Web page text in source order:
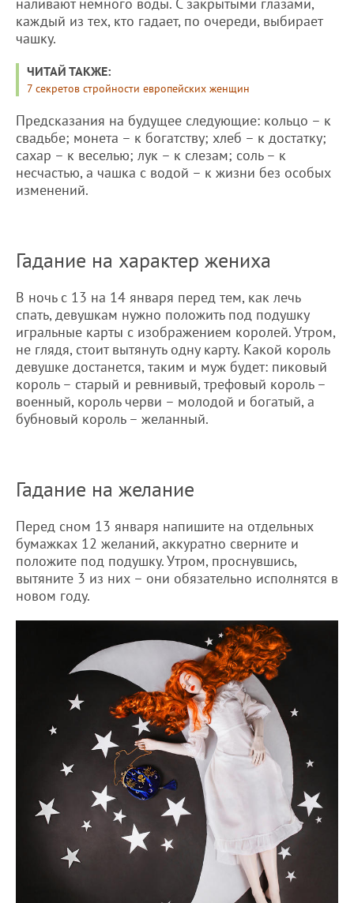
каждый из тех, кто гадает, по очереди, выбирает
чашку.
ЧИТАЙ ТАКЖЕ:
7 секретов стройности европейских женщин
Предсказания на будущее следующие: кольцо – к
свадьбе; монета – к богатству; хлеб – к достатку;
сахар – к веселью; лук – к слезам; соль – к
несчастью, а чашка с водой – к жизни без особых
изменений.
Гадание на характер жениха
В ночь с 13 на 14 января перед тем, как лечь
спать, девушкам нужно положить под подушку
игральные карты с изображением королей. Утром,
не глядя, стоит вытянуть одну карту. Какой король
девушке достанется, таким и муж будет: пиковый
король – старый и ревнивый, трефовый король –
военный, король черви – молодой и богатый, а
бубновый король – желанный.
Гадание на желание
Перед сном 13 января напишите на отдельных
бумажках 12 желаний, аккуратно сверните и
положите под подушку. Утром, проснувшись,
вытяните 3 из них – они обязательно исполнятся в
новом году.